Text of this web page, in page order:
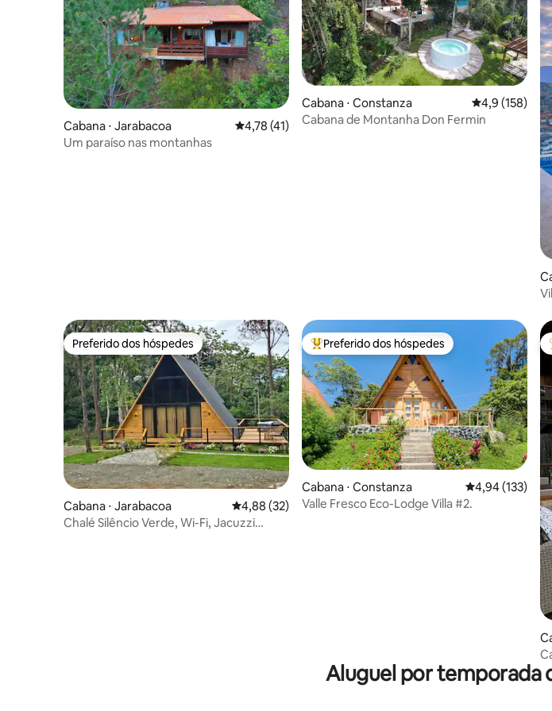
Cabana ⋅ Jarabacoa 4,78 de uma avaliação média de 5, 41 avaliações
4,78 (41)
Um paraíso nas montanhas
Cabana ⋅ Constanza 4,9 de uma
4,9 (158)
Cabana de Montanha Don Fermin
Preferido dos hóspedes
Preferido dos hóspedes
Cabana ⋅ Jarabacoa 4,88 de uma avaliação média de 5, 32 avaliações
4,88 (32)
Chalé Silêncio Verde, Wi-Fi, Jacuzzi
Entre os melhores preferidos dos hóspedes
Preferido dos hóspedes
Cabana ⋅ Constanza 4,94 de uma
4,94 (133)
Valle Fresco Eco-Lodge Villa #2.
Aluguel por temporada